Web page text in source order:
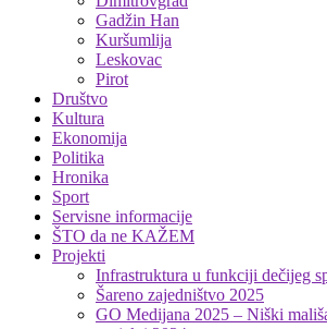
Gadžin Han
Kuršumlija
Leskovac
Pirot
Društvo
Kultura
Ekonomija
Politika
Hronika
Sport
Servisne informacije
ŠTO da ne KAŽEM
Projekti
Infrastruktura u funkciji dečijeg
Šareno zajedništvo 2025
GO Medijana 2025 – Niški